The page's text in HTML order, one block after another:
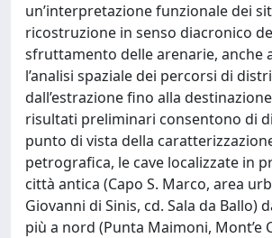
un’interpretazione funzionale dei
ricostruzione in senso diacronico
sfruttamento delle arenarie, anche
l’analisi spaziale dei percorsi di
dall’estrazione fino alla
risultati preliminari consentono di
punto di vista della
petrografica, le cave localizzate in
città antica (Capo S. Marco, area
Giovanni di Sinis, cd. Sala da Ballo)
più a nord (Punta Maimoni, Mont’e